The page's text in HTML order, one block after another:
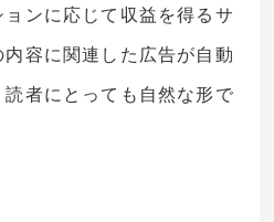
ンに応じて収益を得るサ
容に関連した広告が自動
者にとっても自然な形で